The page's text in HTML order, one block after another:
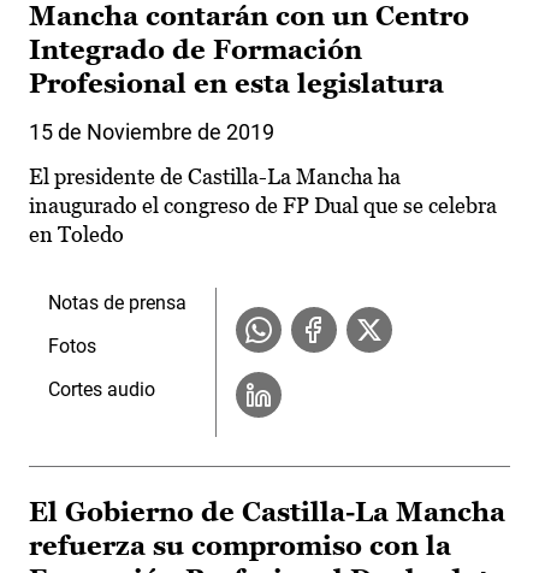
Mancha contarán con un Centro
Integrado de Formación
Profesional en esta legislatura
15 de Noviembre de 2019
El presidente de Castilla-La Mancha ha
inaugurado el congreso de FP Dual que se celebra
en Toledo
Notas de prensa
Fotos
Cortes audio
El Gobierno de Castilla-La Mancha
refuerza su compromiso con la